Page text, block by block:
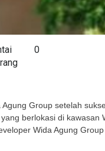
0
Group setelah
berlokasi di
Wida Agung